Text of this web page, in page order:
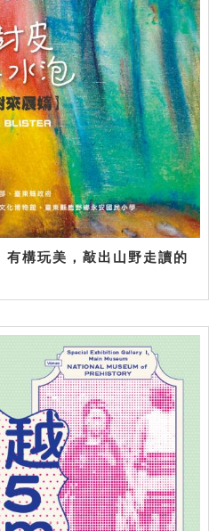
有構玩美，敲出山野走讀的